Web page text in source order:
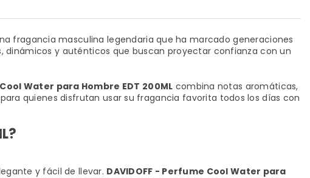
fragancia masculina legendaria que ha marcado generaciones
dinámicos y auténticos que buscan proyectar confianza con un
Water para Hombre EDT 200ML combina notas aromáticas,
quienes disfrutan usar su fragancia favorita todos los días con
y fácil de llevar. DAVIDOFF - Perfume Cool Water para